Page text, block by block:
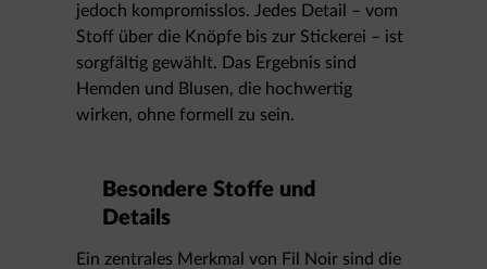
jedoch kompromisslos. Jedes Detail – vom
Stoff über die Knöpfe bis zur Stickerei – ist
sorgfältig gewählt. Das Ergebnis sind
Hemden und Blusen, die hochwertig
wirken, ohne formell zu sein.
Besondere Stoffe und
Details
Ein zentrales Merkmal von Fil Noir sind die